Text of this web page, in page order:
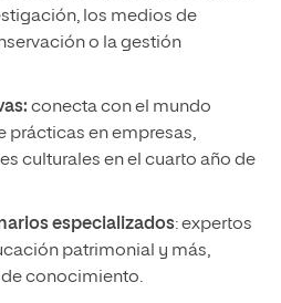
los medios de
o la gestión
conecta con el mundo
prácticas en empresas,
culturales en el cuarto año de
especializados: expertos
patrimonial y más,
conocimiento.